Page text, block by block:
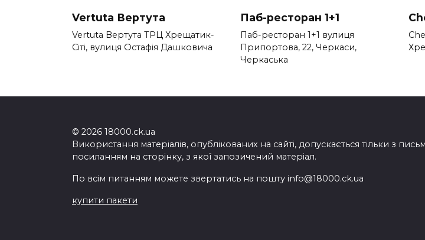
Vertuta Вертута
Vertuta Вертута ТРЦ Хрещатик-
Сіті, вулиця Остафія Дашковича
Паб-ресторан 1+1
Паб-ресторан 1+1 вулиця
Припортова, 22, Черкаси,
Черкаська
© 2026 18000.ck.ua
Використання матеріалів, опублікованих на сайті, допускається тільки з
посиланням на сторінку, з якої запозичений матеріал.
По всім питанням можете звертатись на пошту info@18000.ck.ua
купити пакети